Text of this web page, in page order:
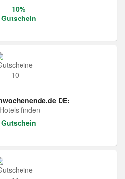
10%
Gutschein
DE:
Hotels finden
Gutschein